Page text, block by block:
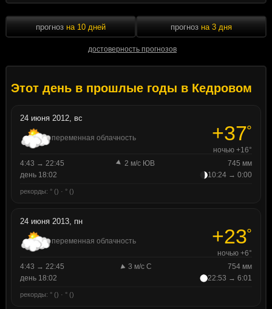
прогноз на 10 дней
достоверность прогнозов
прогноз на 3 дня
Этот день в прошлые годы в Кедровом
24 июня 2012, вс
переменная облачность +37°
ночью +16°
4:43 → 22:45
2 м/с ЮВ
745 мм
день 18:02
10:24 → 0:00
рекорды: ° () · ° ()
24 июня 2013, пн
переменная облачность +23°
ночью +6°
4:43 → 22:45
3 м/с С
754 мм
день 18:02
22:53 → 6:01
рекорды: ° () · ° ()